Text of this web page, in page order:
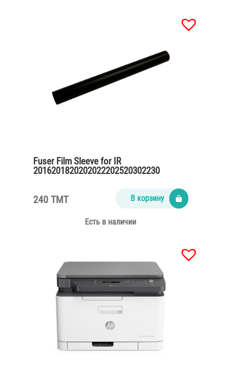
Fuser Film Sleeve for IR
2016201820202022202520302230
240 TMT В корзину
Есть в наличии